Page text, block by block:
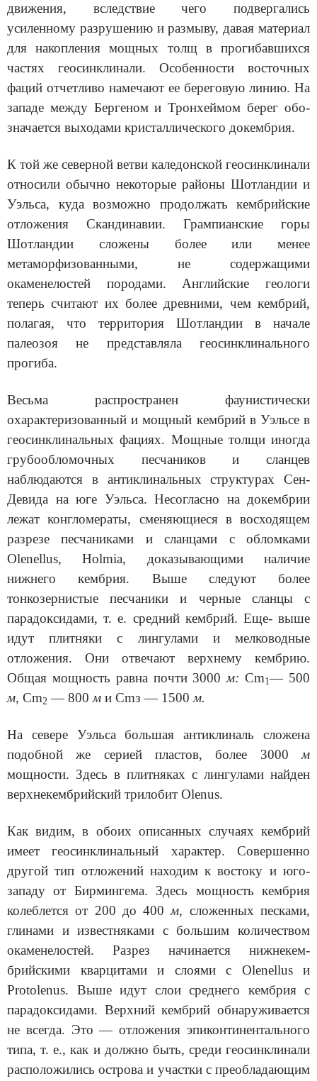
движения, вследствие чего подвергались
усиленному разрушению и размыву, да­вая материал
для накопления мощных толщ в прогибавшихся
частях геосинклинали. Особенности восточных
фаций отчетливо намечают ее береговую линию. На
западе между Бергеном и Тронхеймом берег обо­
значается выходами кристаллического докембрия.
К той же северной ветви каледонской геосинклинали
относили обычно некоторые районы Шотландии и
Уэльса, куда возможно про­должать кембрийские
отложения Скандинавии. Грампианские горы
Шотландии сложены более или менее
метаморфизованными, не содер­жащими
окаменелостей породами. Английские геологи
теперь считают их более древними, чем кембрий,
полагая, что территория Шотландии в начале
палеозоя не представляла геосинклинального
прогиба.
Весьма распространен фаунистически
охарактеризованный и мощ­ный кембрий в Уэльсе в
геосинклинальных фациях. Мощные толщи иногда
грубообломочных песчаников и сланцев
наблюдаются в антикли­нальных структурах Сен-
Девида на юге Уэльса. Несогласно на докем­брии
лежат конгломераты, сменяющиеся в восходящем
разрезе песча­никами и сланцами с обломками
Olenellus, Holmia, доказывающими наличие
нижнего кембрия. Выше следуют более
тонкозернистые пес­чаники и черные сланцы с
парадоксидами, т. е. средний кембрий. Еще- выше
идут плитняки с лингулами и мелководные
отложения. Они отве­чают верхнему кембрию.
Общая мощность равна почти 3000м:Cm1— 500
м, Сm2 — 800м и Сmз — 1500м.
На севере Уэльса большая антиклиналь сложена
подобной же се­рией пластов, более 3000м
мощности. Здесь в плитняках с лингулами найден
верхнекембрийский трилобит Olenus.
Как видим, в обоих описанных случаях кембрий
имеет геосинкли­нальный характер. Совершенно
другой тип отложений находим к во­стоку и юго-
западу от Бирмингема. Здесь мощность кембрия
колеб­лется от 200 до 400м, сложенных песками,
глинами и известняками с большим количеством
окаменелостей. Разрез начинается нижнекем­
брийскими кварцитами и слоями с Olenellus и
Protolenus. Выше идут слои среднего кембрия с
парадоксидами. Верхний кембрий обнаружи­вается
не всегда. Это — отложения эпиконтинентального
типа, т. е., как и должно быть, среди геосинклинали
расположились острова и участки с преобладающим